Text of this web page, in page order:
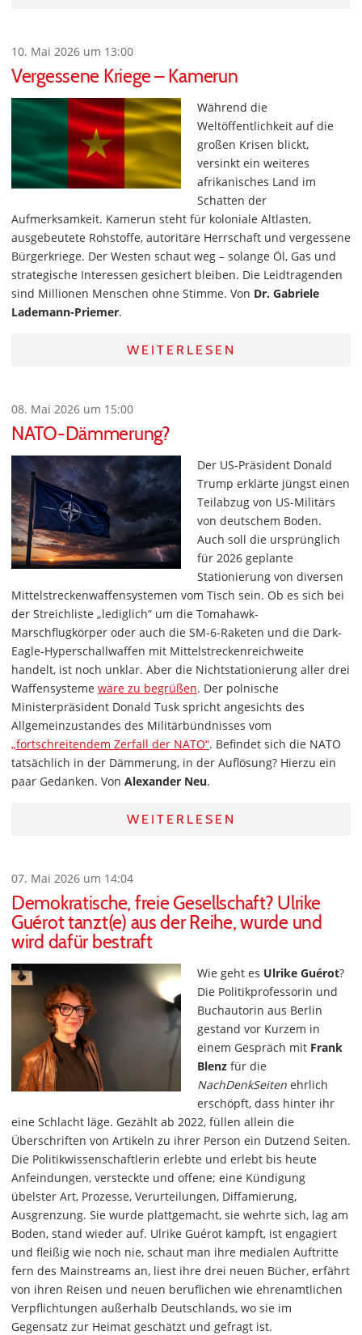
10. Mai 2026 um 13:00
Vergessene Kriege – Kamerun
Während die
Weltöffentlichkeit auf die
großen Krisen blickt,
versinkt ein weiteres
afrikanisches Land im
Schatten der
Aufmerksamkeit. Kamerun steht für koloniale Altlasten,
ausgebeutete Rohstoffe, autoritäre Herrschaft und vergessene
Bürgerkriege. Der Westen schaut weg – solange Öl, Gas und
strategische Interessen gesichert bleiben. Die Leidtragenden
sind Millionen Menschen ohne Stimme. Von Dr. Gabriele
Lademann-Priemer.
WEITERLESEN
08. Mai 2026 um 15:00
NATO-Dämmerung?
Der US-Präsident Donald
Trump erklärte jüngst einen
Teilabzug von US-Militärs
von deutschem Boden.
Auch soll die ursprünglich
für 2026 geplante
Stationierung von diversen
Mittelstreckenwaffensystemen vom Tisch sein. Ob es sich bei
der Streichliste „lediglich“ um die Tomahawk-
Marschflugkörper oder auch die SM-6-Raketen und die Dark-
Eagle-Hyperschallwaffen mit Mittelstreckenreichweite
handelt, ist noch unklar. Aber die Nichtstationierung aller drei
Waffensysteme wäre zu begrüßen. Der polnische
Ministerpräsident Donald Tusk spricht angesichts des
Allgemeinzustandes des Militärbündnisses vom
„fortschreitendem Zerfall der NATO“. Befindet sich die NATO
tatsächlich in der Dämmerung, in der Auflösung? Hierzu ein
paar Gedanken. Von Alexander Neu.
WEITERLESEN
07. Mai 2026 um 14:04
Demokratische, freie Gesellschaft? Ulrike
Guérot tanzt(e) aus der Reihe, wurde und
wird dafür bestraft
Wie geht es Ulrike Guérot?
Die Politikprofessorin und
Buchautorin aus Berlin
gestand vor Kurzem in
einem Gespräch mit Frank
Blenz für die
NachDenkSeiten ehrlich
erschöpft, dass hinter ihr
eine Schlacht läge. Gezählt ab 2022, füllen allein die
Überschriften von Artikeln zu ihrer Person ein Dutzend Seiten.
Die Politikwissenschaftlerin erlebte und erlebt bis heute
Anfeindungen, versteckte und offene; eine Kündigung
übelster Art, Prozesse, Verurteilungen, Diffamierung,
Ausgrenzung. Sie wurde plattgemacht, sie wehrte sich, lag am
Boden, stand wieder auf. Ulrike Guérot kämpft, ist engagiert
und fleißig wie noch nie, schaut man ihre medialen Auftritte
fern des Mainstreams an, liest ihre drei neuen Bücher, erfährt
von ihren Reisen und neuen beruflichen wie ehrenamtlichen
Verpflichtungen außerhalb Deutschlands, wo sie im
Gegensatz zur Heimat geschätzt und gefragt ist.